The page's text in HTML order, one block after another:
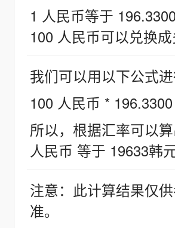
1 人民币等于
100 人民币可以兑换成
我们可以用以下公式进
100 人民币 *
所以，根据汇率可以
人民币 等于 19633韩
注意：此计算结果仅
准。